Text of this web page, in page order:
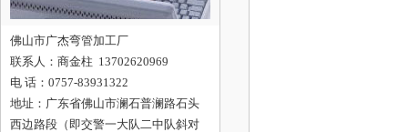
佛山市广杰弯管加工厂
联系人： 商金柱 13702620969
电 话：0757-83931322
地址： 广东省佛山市澜石普澜路石头
西边路段（即交警一大队二中队斜对